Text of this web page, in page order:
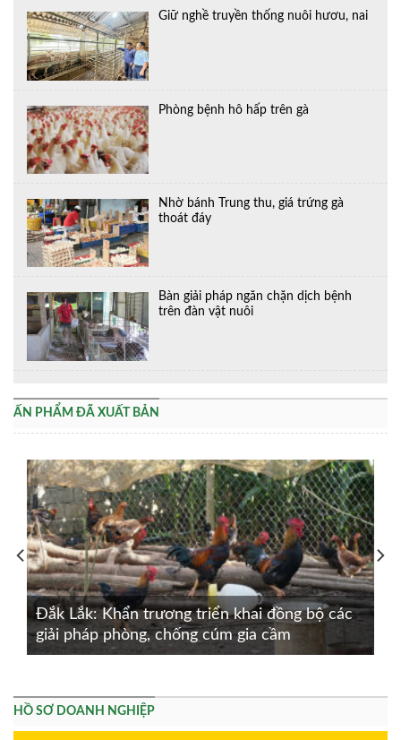
Giữ nghề truyền thống nuôi hươu, nai
Phòng bệnh hô hấp trên gà
Nhờ bánh Trung thu, giá trứng gà
thoát đáy
Bàn giải pháp ngăn chặn dịch bệnh
trên đàn vật nuôi
ẤN PHẨM ĐÃ XUẤT BẢN
Đắk Lắk: Khẩn trương triển khai đồng bộ các
giải pháp phòng, chống cúm gia cầm
HỒ SƠ DOANH NGHIỆP